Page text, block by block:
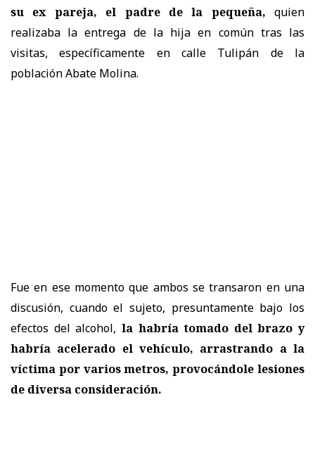
su ex pareja, el padre de la pequeña, quien
realizaba la entrega de la hija en común tras las
visitas, específicamente en calle Tulipán de la
población Abate Molina.
Fue en ese momento que ambos se transaron en una
discusión, cuando el sujeto, presuntamente bajo los
efectos del alcohol, la habría tomado del brazo y
habría acelerado el vehículo, arrastrando a la
víctima por varios metros, provocándole lesiones
de diversa consideración.